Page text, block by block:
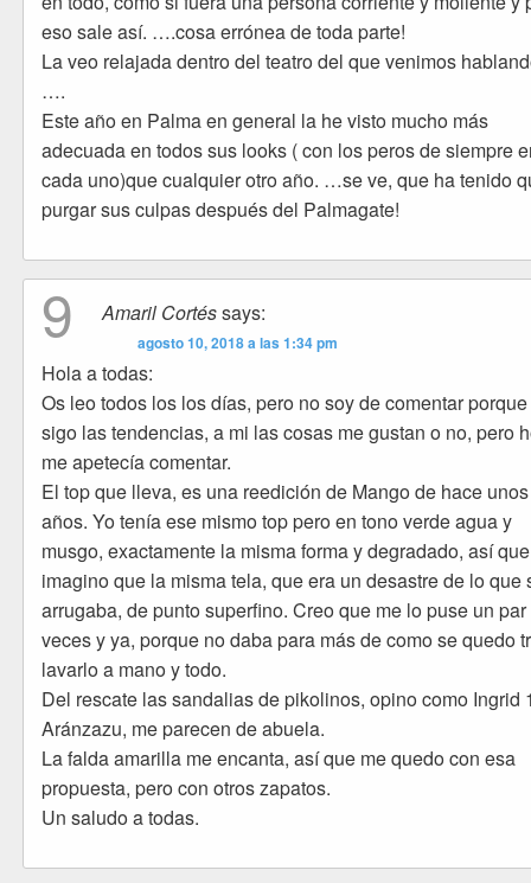
eso sale así. ….cosa errónea de toda parte!
La veo relajada dentro del teatro del que venimos
….
Este año en Palma en general la he visto mucho más
adecuada en todos sus looks ( con los peros de siempre
cada uno)que cualquier otro año. …se ve, que ha tenido
purgar sus culpas después del Palmagate!
9 Amaril Cortéssays:
agosto 10, 2018 a las 1:34 pm
Hola a todas:
Os leo todos los los días, pero no soy de comentar
sigo las tendencias, a mi las cosas me gustan o no, pero
me apetecía comentar.
El top que lleva, es una reedición de Mango de hace
años. Yo tenía ese mismo top pero en tono verde agua y
musgo, exactamente la misma forma y degradado, así que
imagino que la misma tela, que era un desastre de lo que
arrugaba, de punto superfino. Creo que me lo puse un
veces y ya, porque no daba para más de como se quedo
lavarlo a mano y todo.
Del rescate las sandalias de pikolinos, opino como Ingrid
Aránzazu, me parecen de abuela.
La falda amarilla me encanta, así que me quedo con esa
propuesta, pero con otros zapatos.
Un saludo a todas.